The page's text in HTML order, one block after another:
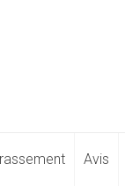
Avis